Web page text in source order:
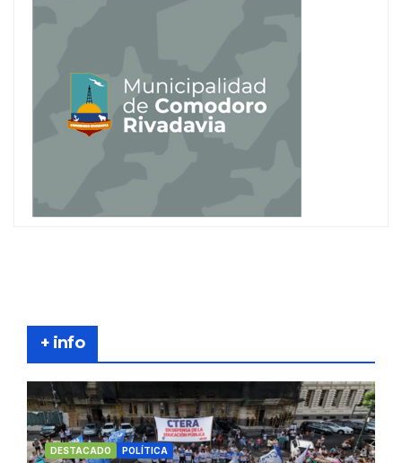
+ info
DESTACADO POLÍTICA